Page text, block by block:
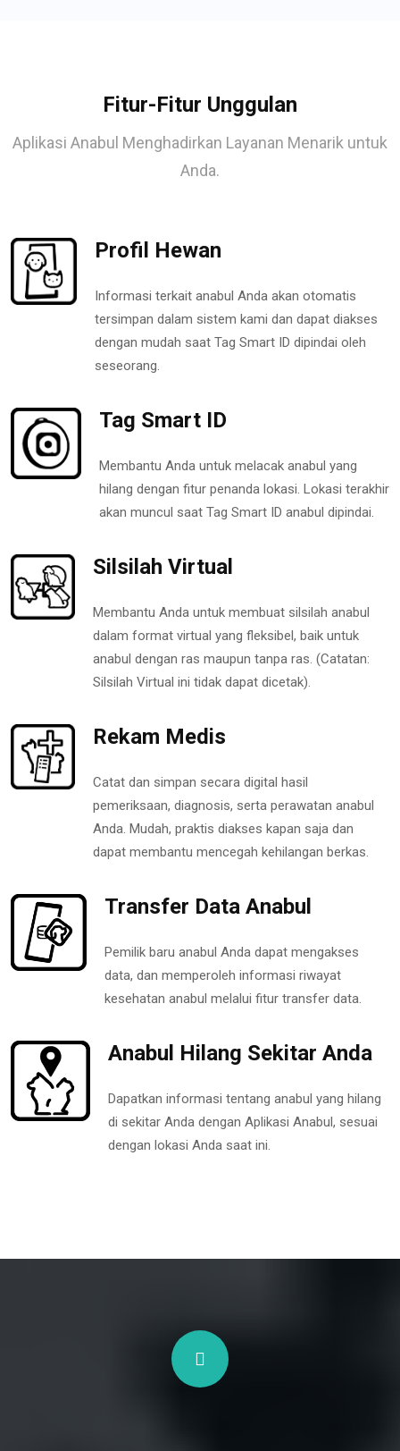
Fitur-Fitur Unggulan
Aplikasi Anabul Menghadirkan Layanan Menarik untuk
Anda.
Profil Hewan
Informasi terkait anabul Anda akan otomatis
tersimpan dalam sistem kami dan dapat diakses
dengan mudah saat Tag Smart ID dipindai oleh
seseorang.
Tag Smart ID
Membantu Anda untuk melacak anabul yang
hilang dengan fitur penanda lokasi. Lokasi terakhir
akan muncul saat Tag Smart ID anabul dipindai.
Silsilah Virtual
Membantu Anda untuk membuat silsilah anabul
dalam format virtual yang fleksibel, baik untuk
anabul dengan ras maupun tanpa ras. (Catatan:
Silsilah Virtual ini tidak dapat dicetak).
Rekam Medis
Catat dan simpan secara digital hasil
pemeriksaan, diagnosis, serta perawatan anabul
Anda. Mudah, praktis diakses kapan saja dan
dapat membantu mencegah kehilangan berkas.
Transfer Data Anabul
Pemilik baru anabul Anda dapat mengakses
data, dan memperoleh informasi riwayat
kesehatan anabul melalui fitur transfer data.
Anabul Hilang Sekitar Anda
Dapatkan informasi tentang anabul yang hilang
di sekitar Anda dengan Aplikasi Anabul, sesuai
dengan lokasi Anda saat ini.